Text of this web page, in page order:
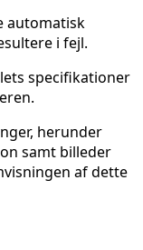
automatisk
i fejl.
specifikationer
herunder
samt billeder
af dette